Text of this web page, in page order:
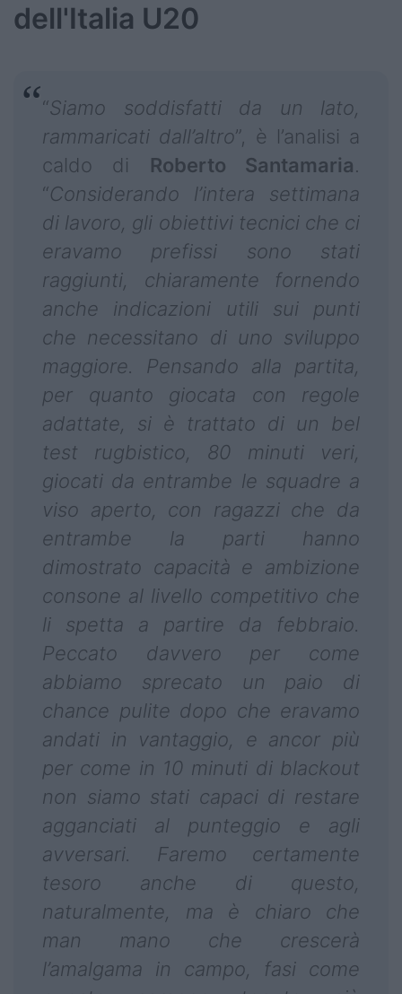
dell'Italia U20
“Siamo soddisfatti da un lato,
rammaricati dall’altro”, è l’analisi a
caldo di Roberto Santamaria.
“Considerando l’intera settimana
di lavoro, gli obiettivi tecnici che ci
eravamo prefissi sono stati
raggiunti, chiaramente fornendo
anche indicazioni utili sui punti
che necessitano di uno sviluppo
maggiore. Pensando alla partita,
per quanto giocata con regole
adattate, si è trattato di un bel
test rugbistico, 80 minuti veri,
giocati da entrambe le squadre a
viso aperto, con ragazzi che da
entrambe la parti hanno
dimostrato capacità e ambizione
consone al livello competitivo che
li spetta a partire da febbraio.
Peccato davvero per come
abbiamo sprecato un paio di
chance pulite dopo che eravamo
andati in vantaggio, e ancor più
per come in 10 minuti di blackout
non siamo stati capaci di restare
agganciati al punteggio e agli
avversari. Faremo certamente
tesoro anche di questo,
naturalmente, ma è chiaro che
man mano che crescerà
l’amalgama in campo, fasi come